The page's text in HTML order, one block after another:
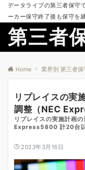
データライブの第三者保守
ーカー保守終了後も保守を
第三者
Home 業界別 第三者保
リプレイスの実
調整（NEC
リプレイスの実施計画
Express5800 計20台以
2023年3月16日